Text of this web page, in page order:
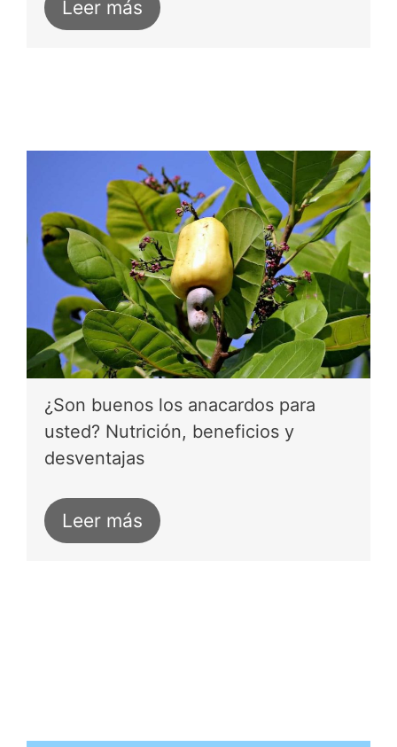
Leer más
¿Son buenos los anacardos para
usted? Nutrición, beneficios y
desventajas
Leer más